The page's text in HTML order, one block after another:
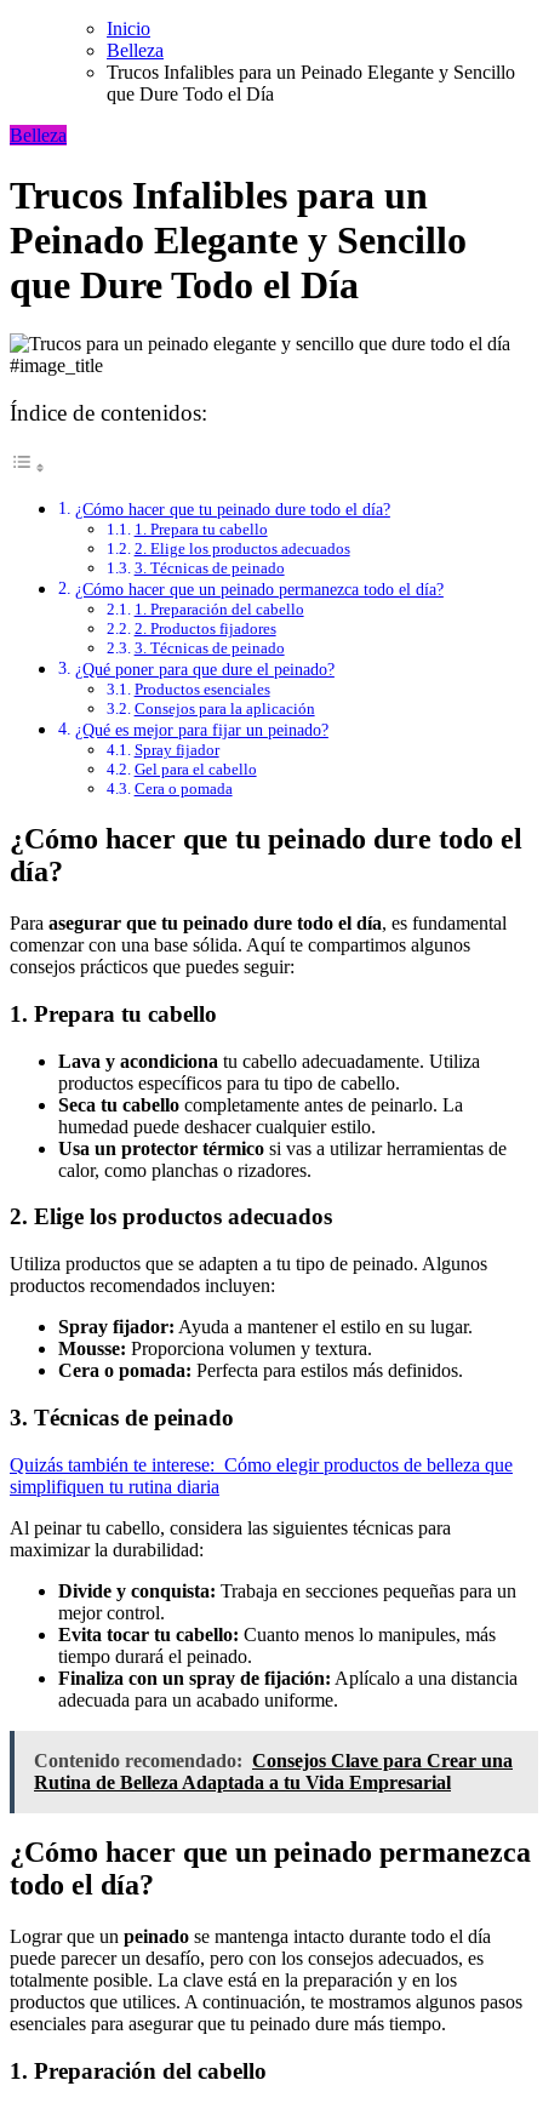
Inicio
Belleza
Trucos Infalibles para un Peinado Elegante y Sencillo
que Dure Todo el Día
Belleza
Trucos Infalibles para un
Peinado Elegante y Sencillo
que Dure Todo el Día
#image_title
Índice de contenidos:
¿Cómo hacer que tu peinado dure todo el día?
1. Prepara tu cabello
2. Elige los productos adecuados
3. Técnicas de peinado
¿Cómo hacer que un peinado permanezca todo el día?
1. Preparación del cabello
2. Productos fijadores
3. Técnicas de peinado
¿Qué poner para que dure el peinado?
Productos esenciales
Consejos para la aplicación
¿Qué es mejor para fijar un peinado?
Spray fijador
Gel para el cabello
Cera o pomada
¿Cómo hacer que tu peinado dure todo el
día?
Para asegurar que tu peinado dure todo el día, es fundamental
comenzar con una base sólida. Aquí te compartimos algunos
consejos prácticos que puedes seguir:
1. Prepara tu cabello
Lava y acondiciona tu cabello adecuadamente. Utiliza
productos específicos para tu tipo de cabello.
Seca tu cabello completamente antes de peinarlo. La
humedad puede deshacer cualquier estilo.
Usa un protector térmico si vas a utilizar herramientas de
calor, como planchas o rizadores.
2. Elige los productos adecuados
Utiliza productos que se adapten a tu tipo de peinado. Algunos
productos recomendados incluyen:
Spray fijador: Ayuda a mantener el estilo en su lugar.
Mousse: Proporciona volumen y textura.
Cera o pomada: Perfecta para estilos más definidos.
3. Técnicas de peinado
Quizás también te interese: Cómo elegir productos de belleza que
simplifiquen tu rutina diaria
Al peinar tu cabello, considera las siguientes técnicas para
maximizar la durabilidad:
Divide y conquista: Trabaja en secciones pequeñas para un
mejor control.
Evita tocar tu cabello: Cuanto menos lo manipules, más
tiempo durará el peinado.
Finaliza con un spray de fijación: Aplícalo a una distancia
adecuada para un acabado uniforme.
Contenido recomendado: Consejos Clave para Crear una
Rutina de Belleza Adaptada a tu Vida Empresarial
¿Cómo hacer que un peinado permanezca
todo el día?
Lograr que un peinado se mantenga intacto durante todo el día
puede parecer un desafío, pero con los consejos adecuados, es
totalmente posible. La clave está en la preparación y en los
productos que utilices. A continuación, te mostramos algunos pasos
esenciales para asegurar que tu peinado dure más tiempo.
1. Preparación del cabello